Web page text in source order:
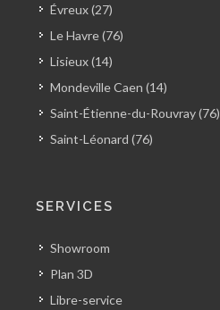
Évreux (27)
Le Havre (76)
Lisieux (14)
Mondeville Caen (14)
Saint-Étienne-du-Rouvray (76)
Saint-Léonard (76)
SERVICES
Showroom
Plan 3D
Libre-service